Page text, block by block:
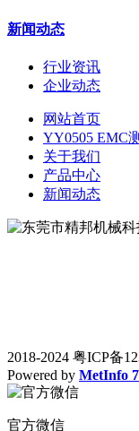
新闻动态
行业资讯
企业动态
网站首页
YY0505 EMC
关于我们
产品中心
新闻动态
2018-2024 粤ICP备
Powered by MetInfo
官方微信